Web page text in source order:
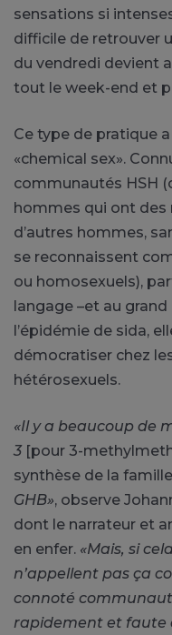
sensations si
difficile de retrouver
du vendredi devient
tout le week-end et
Ce type de pratique
«chemical sex».
communautés HSH
hommes qui ont des
d’autres hommes,
se reconnaissent
ou homosexuels),
langage –et au
l’épidémie de sida,
démocratiser chez
hétérosexuels.
«Il y a beaucoup de
3 [pour 3-
synthèse de la
GHB», observe
dont le narrateur et
en enfer. «Mais, si
n’appellent pas ça
connoté
rapidement et faute